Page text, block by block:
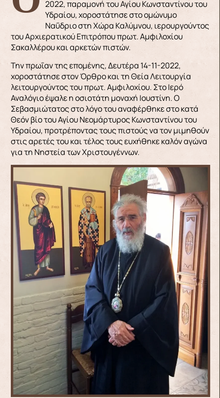
2022, παραμονή του Αγίου Κωνσταντίνου του
Υδραίου, χοροστάτησε στο ομώνυμο
Ναΰδριο στη Χώρα Καλύμνου, ιερουργούντος
του Αρχιερατικού Επιτρόπου πρωτ. Αμφιλοχίου
Σακαλλέρου και αρκετών πιστών.
Την πρωΐαν της επομένης, Δευτέρα 14-11-2022,
χοροστάτησε στον Όρθρο και τη Θεία Λειτουργία
λειτουργούντος του πρωτ. Αμφιλοχίου. Στο Ιερό
Αναλόγιο έψαλε η οσιοτάτη μοναχή Ιουστίνη. Ο
Σεβασμιώτατος στο λόγο του αναφέρθηκε στο κατά
Θεόν βίο του Αγίου Νεομάρτυρος Κωνσταντίνου του
Υδραίου, προτρέποντας τους πιστούς να τον μιμηθούν
στις αρετές του και τέλος τους ευχήθηκε καλόν αγώνα
για τη Νηστεία των Χριστουγέννων.